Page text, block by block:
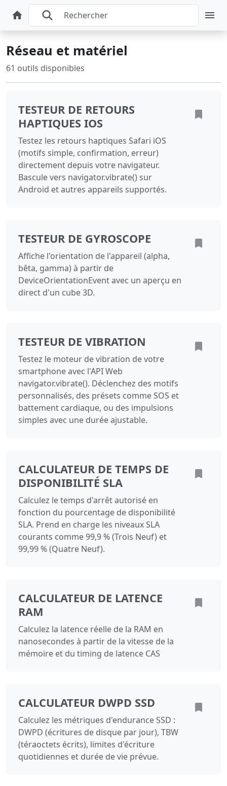
Réseau et matériel
61 outils disponibles
TESTEUR DE RETOURS
HAPTIQUES IOS
Testez les retours haptiques Safari iOS
(motifs simple, confirmation, erreur)
directement depuis votre navigateur.
Bascule vers navigator.vibrate() sur
Android et autres appareils supportés.
TESTEUR DE GYROSCOPE
Affiche l'orientation de l'appareil (alpha,
bêta, gamma) à partir de
DeviceOrientationEvent avec un aperçu en
direct d'un cube 3D.
TESTEUR DE VIBRATION
Testez le moteur de vibration de votre
smartphone avec l'API Web
navigator.vibrate(). Déclenchez des motifs
personnalisés, des présets comme SOS et
battement cardiaque, ou des impulsions
simples avec une durée ajustable.
CALCULATEUR DE TEMPS DE
DISPONIBILITÉ SLA
Calculez le temps d'arrêt autorisé en
fonction du pourcentage de disponibilité
SLA. Prend en charge les niveaux SLA
courants comme 99,9 % (Trois Neuf) et
99,99 % (Quatre Neuf).
CALCULATEUR DE LATENCE
RAM
Calculez la latence réelle de la RAM en
nanosecondes à partir de la vitesse de la
mémoire et du timing de latence CAS
CALCULATEUR DWPD SSD
Calculez les métriques d'endurance SSD :
DWPD (écritures de disque par jour), TBW
(téraoctets écrits), limites d'écriture
quotidiennes et durée de vie prévue.